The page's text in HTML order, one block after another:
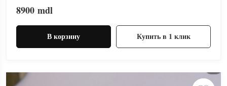
8900 mdl
В корзину Купить в 1 клик